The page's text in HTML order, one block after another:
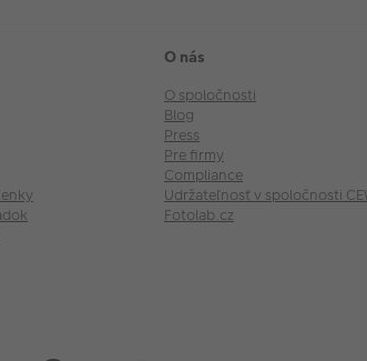
O nás
O spoločnosti
Blog
Press
Pre firmy
Compliance
Udržateľnosť v spoločnosti
Fotolab.cz